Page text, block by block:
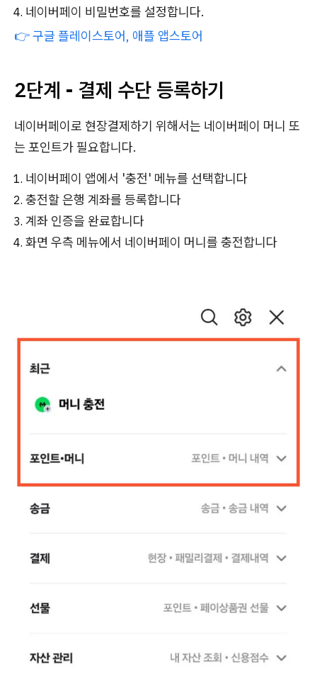
네이버페이 비밀번호를 설정합니다.
👉구글 플레이스토어, 애플 앱스토어
2단계 - 결제 수단 등록하기
네이버페이로 현장결제하기 위해서는 네이버페이 머니 또
는 포인트가 필요합니다.
네이버페이 앱에서 '충전' 메뉴를 선택합니다
충전할 은행 계좌를 등록합니다
계좌 인증을 완료합니다
화면 우측 메뉴에서 네이버페이 머니를 충전합니다